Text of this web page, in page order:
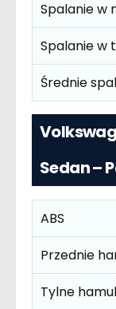
Spalanie w
Spalanie w
Średnie
Sedan –
ABS
Przednie
Tylne